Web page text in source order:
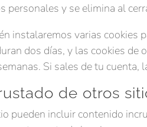
personales y se elimina al
instalaremos varias cookies
dos días, y las cookies
Si sales de tu cuenta,
de otros
pueden incluir contenido